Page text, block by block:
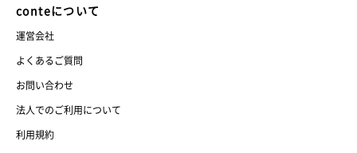
conteについて
運営会社
よくあるご質問
お問い合わせ
法人でのご利用について
利用規約